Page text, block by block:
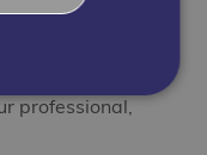
of books for
the range of
international
professional,